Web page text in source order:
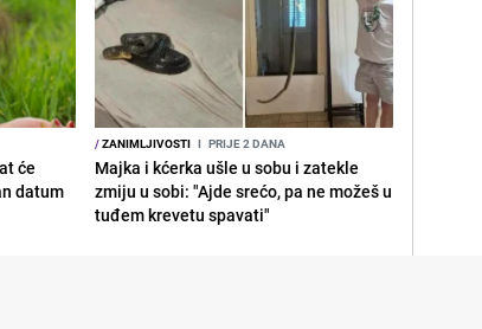
će
datum
/ZANIMLJIVOSTI I PRIJE 2 DANA
Majka i kćerka ušle u sobu i zatekle
zmiju u sobi: "Ajde srećo, pa ne možeš u
tuđem krevetu spavati"